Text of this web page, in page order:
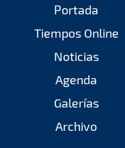
Portada
Tiempos Online
Noticias
Agenda
Galerías
Archivo